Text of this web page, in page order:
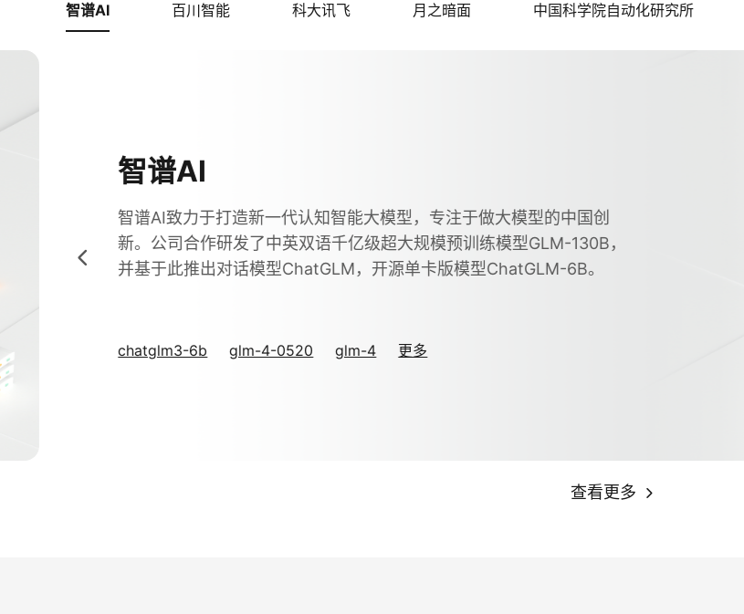
智谱AI 百川智能 科大讯飞 月之暗面 中国科学院自动化研究所
智谱AI
智谱AI致力于打造新一代认知智能大模型，专注于做大模型的中国创
新。公司合作研发了中英双语千亿级超大规模预训练模型GLM-130B，
并基于此推出对话模型ChatGLM，开源单卡版模型ChatGLM-6B。
chatglm3-6b glm-4-0520 glm-4 更多
查看更多